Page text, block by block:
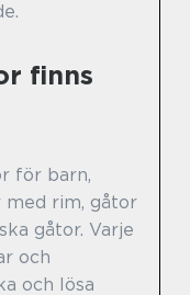
finns
för barn,
med rim, gåtor
gåtor. Varje
och
och lösa